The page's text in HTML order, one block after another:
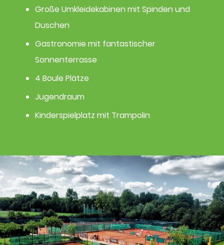
Große Umkleidekabinen mit Spinden und
Duschen
Gastronomie mit fantastischer
Sonnenterrasse
4 Boule Plätze
Jugendraum​
Kinderspielplatz mit Trampolin